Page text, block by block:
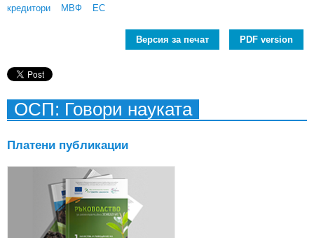
кредитори
МВФ ЕС
Версия за печат PDF version
ОСП: Говори науката
Платени публикации